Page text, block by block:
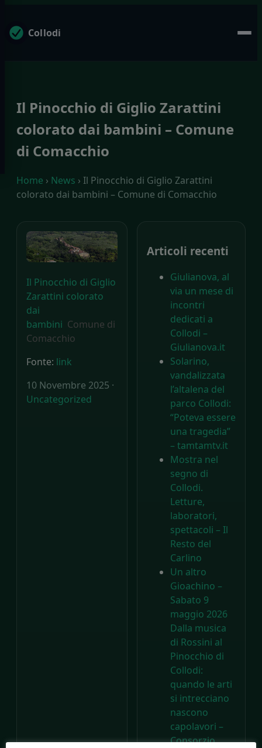
Collodi
Il Pinocchio di Giglio Zarattini
colorato dai bambini – Comune
di Comacchio
Home › News › Il Pinocchio di Giglio Zarattini
colorato dai bambini – Comune di Comacchio
Il Pinocchio di Giglio
Zarattini colorato
dai
bambini Comune di
Comacchio
Fonte: link
10 Novembre 2025 ·
Uncategorized
Articoli recenti
Giulianova, al
via un mese di
incontri
dedicati a
Collodi –
Giulianova.it
Solarino,
vandalizzata
l’altalena del
parco Collodi:
“Poteva essere
una tragedia”
– tamtamtv.it
Mostra nel
segno di
Collodi.
Letture,
laboratori,
spettacoli – Il
Resto del
Carlino
Un altro
Gioachino –
Sabato 9
maggio 2026
Dalla musica
di Rossini al
Pinocchio di
Collodi:
quando le arti
si intrecciano
nascono
capolavori –
Consorzio